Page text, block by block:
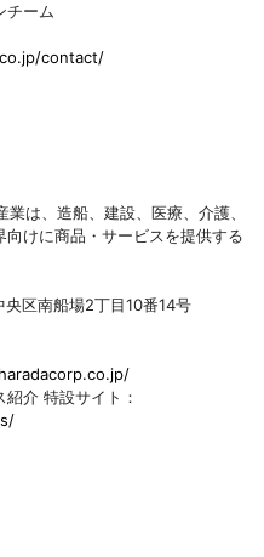
チーム
contact/
は、造船、建設、医療、介護、
けに商品・サービスを提供する
区南船場2丁目10番14号
介 特設サイト：